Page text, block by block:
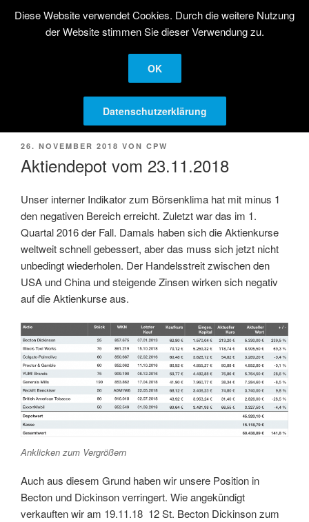
InhaltSTRATEGISCHE
AKTIENANLAGE
Langfristige Kapitalanlage in Aktien
Menü
VERÖFFENTLICHT
26. NOVEMBER 2018 VON CPW
Aktiendepot vom 23.11.2018
Unser interner Indikator zum Börsenklima hat mit minus 1
den negativen Bereich erreicht. Zuletzt war das im 1.
Quartal 2016 der Fall. Damals haben sich die Aktienkurse
weltweit schnell gebessert, aber das muss sich jetzt nicht
unbedingt wiederholen. Der Handelsstreit zwischen den
USA und China und steigende Zinsen wirken sich negativ
auf die Aktienkurse aus.
Anklicken zum Vergrößern
Auch aus diesem Grund haben wir unsere Position in
Becton und Dickinson verringert. Wie angekündigt
verkauften wir am 19.11.18 12 St. Becton Dickinson zum
Diese Website verwendet Cookies. Durch die weitere Nutzung
der Website stimmen Sie dieser Verwendung zu.
OK
Datenschutzerklärung